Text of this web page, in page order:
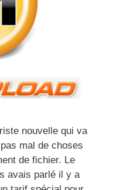
nouvelle qui va
mal de choses
de fichier. Le
avais parlé il y a